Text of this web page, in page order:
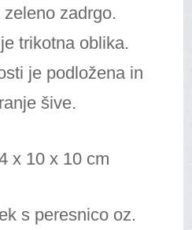
zadrgo.
trikotna oblika.
je podložena in
šive.
x 10 x 10 cm
s peresnico oz.